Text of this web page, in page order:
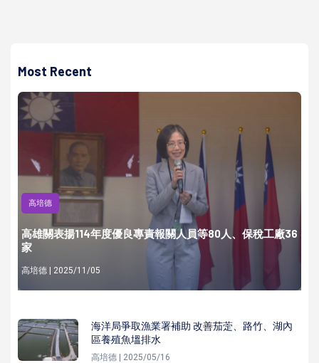
Most Recent
高培德
高雄關表揚114年度優良專責報關人員等80人、保稅工廠36
家
高培德 | 2025/11/05
海洋局爭取漁業署補助 改善茄萣、路竹、湖內
區養殖魚塭排水
高培德 | 2025/05/16